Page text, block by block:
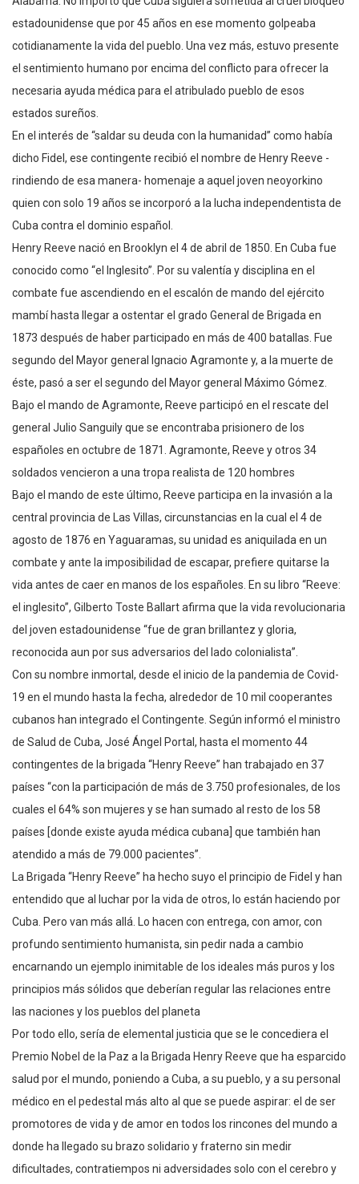
estadounidense que por 45 años en ese momento golpeaba
cotidianamente la vida del pueblo. Una vez más, estuvo presente
el sentimiento humano por encima del conflicto para ofrecer la
necesaria ayuda médica para el atribulado pueblo de esos
estados sureños.
En el interés de “saldar su deuda con la humanidad” como había
dicho Fidel, ese contingente recibió el nombre de Henry Reeve -
rindiendo de esa manera- homenaje a aquel joven neoyorkino
quien con solo 19 años se incorporó a la lucha independentista de
Cuba contra el dominio español.
Henry Reeve nació en Brooklyn el 4 de abril de 1850. En Cuba fue
conocido como “el Inglesito”. Por su valentía y disciplina en el
combate fue ascendiendo en el escalón de mando del ejército
mambí hasta llegar a ostentar el grado General de Brigada en
1873 después de haber participado en más de 400 batallas. Fue
segundo del Mayor general Ignacio Agramonte y, a la muerte de
éste, pasó a ser el segundo del Mayor general Máximo Gómez.
Bajo el mando de Agramonte, Reeve participó en el rescate del
general Julio Sanguily que se encontraba prisionero de los
españoles en octubre de 1871. Agramonte, Reeve y otros 34
soldados vencieron a una tropa realista de 120 hombres
Bajo el mando de este último, Reeve participa en la invasión a la
central provincia de Las Villas, circunstancias en la cual el 4 de
agosto de 1876 en Yaguaramas, su unidad es aniquilada en un
combate y ante la imposibilidad de escapar, prefiere quitarse la
vida antes de caer en manos de los españoles. En su libro “Reeve:
el inglesito”, Gilberto Toste Ballart afirma que la vida revolucionaria
del joven estadounidense “fue de gran brillantez y gloria,
reconocida aun por sus adversarios del lado colonialista”.
Con su nombre inmortal, desde el inicio de la pandemia de Covid-
19 en el mundo hasta la fecha, alrededor de 10 mil cooperantes
cubanos han integrado el Contingente. Según informó el ministro
de Salud de Cuba, José Ángel Portal, hasta el momento 44
contingentes de la brigada “Henry Reeve” han trabajado en 37
países “con la participación de más de 3.750 profesionales, de los
cuales el 64% son mujeres y se han sumado al resto de los 58
países [donde existe ayuda médica cubana] que también han
atendido a más de 79.000 pacientes”.
La Brigada “Henry Reeve” ha hecho suyo el principio de Fidel y han
entendido que al luchar por la vida de otros, lo están haciendo por
Cuba. Pero van más allá. Lo hacen con entrega, con amor, con
profundo sentimiento humanista, sin pedir nada a cambio
encarnando un ejemplo inimitable de los ideales más puros y los
principios más sólidos que deberían regular las relaciones entre
las naciones y los pueblos del planeta
Por todo ello, sería de elemental justicia que se le concediera el
Premio Nobel de la Paz a la Brigada Henry Reeve que ha esparcido
salud por el mundo, poniendo a Cuba, a su pueblo, y a su personal
médico en el pedestal más alto al que se puede aspirar: el de ser
promotores de vida y de amor en todos los rincones del mundo a
donde ha llegado su brazo solidario y fraterno sin medir
dificultades, contratiempos ni adversidades solo con el cerebro y